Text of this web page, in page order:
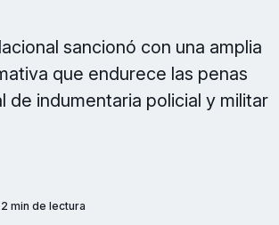
sancionó con una amplia
que endurece las penas
de indumentaria policial y militar
2 min de lectura